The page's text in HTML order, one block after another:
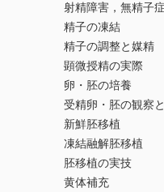
射精障害，無精子
精子の凍結
精子の調整と媒精
顕微授精の実際
卵・胚の培養
受精卵・胚の観察
新鮮胚移植
凍結融解胚移植
胚移植の実技
黄体補充